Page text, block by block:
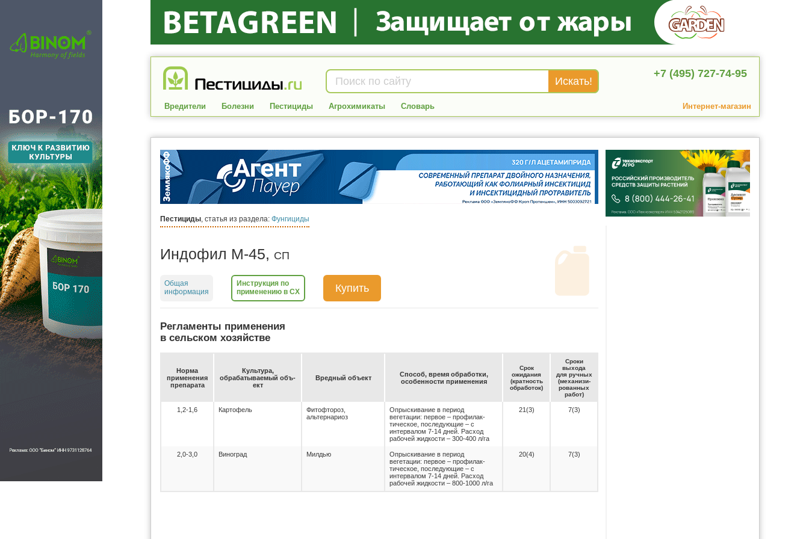
+7 (495) 727-74-95
Вредители Болезни Пестициды Агрохимикаты Словарь Интернет-магазин
Пестициды, статья из раздела: Фунгициды
Индофил М-45, СП
Общая
информация
Инструкция по
применению в СХ
Купить
Регламенты применения
в сельском хозяйстве
Нор­ма
при­ме­не­ния
пре­па­ра­та
Куль­ту­ра,
об­ра­ба­ты­ва­емый объ­
ект
Вред­ный объ­ект
Спо­соб, вре­мя об­ра­бот­ки,
осо­бен­нос­ти при­ме­не­ния
Срок
ожи­да­ния
(крат­ность
об­ра­бо­ток)
Сро­ки
вы­хо­да
для руч­ных
(ме­ха­ни­зи­
ро­ван­ных
ра­бот)
1,2-1,6 Картофель
Фитофтороз,
альтернариоз
Опрыскивание в период
вегетации: первое – профилак-
тическое, последующие – с
интервалом 7-14 дней. Расход
рабочей жидкости – 300-400 л/га
21(3) 7(3)
2,0-3,0 Виноград Милдью
Опрыскивание в период
вегетации: первое – профилак-
тическое, последующие – с
интервалом 7-14 дней. Расход
рабочей жидкости – 800-1000 л/га
20(4) 7(3)